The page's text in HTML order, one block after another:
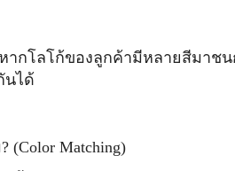
กโลโก้ของลูกค้ามีหลายสีมาชน
นได้
(Color Matching)